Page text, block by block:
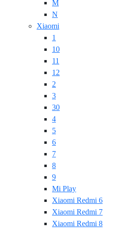
M
N
Xiaomi
1
10
11
12
2
3
30
4
5
6
7
8
9
Mi Play
Xiaomi Redmi 6
Xiaomi Redmi 7
Xiaomi Redmi 8